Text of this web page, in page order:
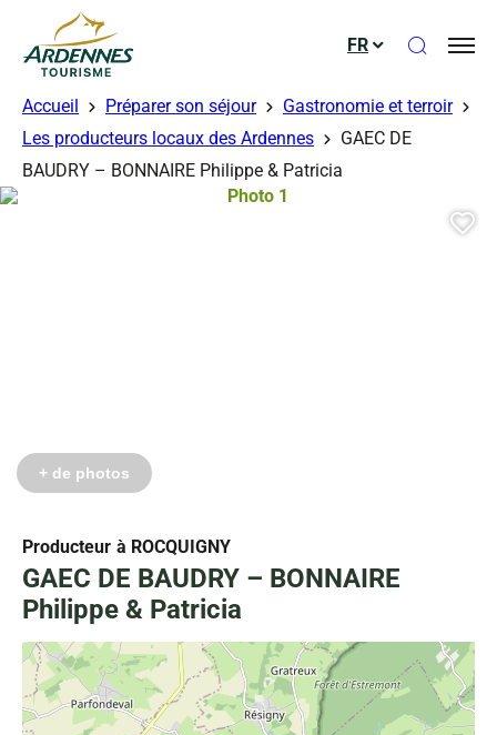
ADT des Ardennes
FR Ouvrir
Accueil Préparer son séjour
Gastronomie et terroir
Les producteurs locaux des Ardennes
GAEC DE
BAUDRY – BONNAIRE Philippe & Patricia
Producteur à ROCQUIGNY
GAEC DE BAUDRY – BONNAIRE
Philippe & Patricia
Photo 1, © Droits libres
+ de photos